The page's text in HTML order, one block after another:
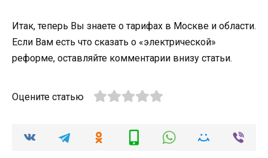
Итак, теперь Вы знаете о тарифах в Москве и области.
Если Вам есть что сказать о «электрической»
реформе, оставляйте комментарии внизу статьи.
Оцените статью